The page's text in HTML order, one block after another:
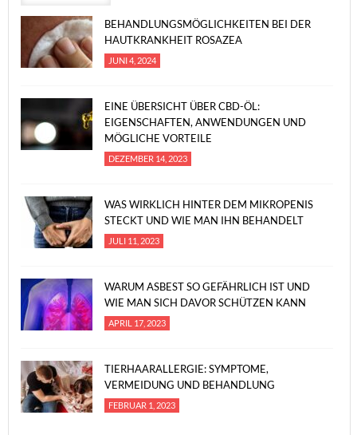
BEHANDLUNGSMÖGLICHKEITEN BEI DER
HAUTKRANKHEIT ROSAZEA
JUNI 4, 2024
EINE ÜBERSICHT ÜBER CBD-ÖL:
EIGENSCHAFTEN, ANWENDUNGEN UND
MÖGLICHE VORTEILE
DEZEMBER 14, 2023
WAS WIRKLICH HINTER DEM MIKROPENIS
STECKT UND WIE MAN IHN BEHANDELT
JULI 11, 2023
WARUM ASBEST SO GEFÄHRLICH IST UND
WIE MAN SICH DAVOR SCHÜTZEN KANN
APRIL 17, 2023
TIERHAARALLERGIE: SYMPTOME,
VERMEIDUNG UND BEHANDLUNG
FEBRUAR 1, 2023